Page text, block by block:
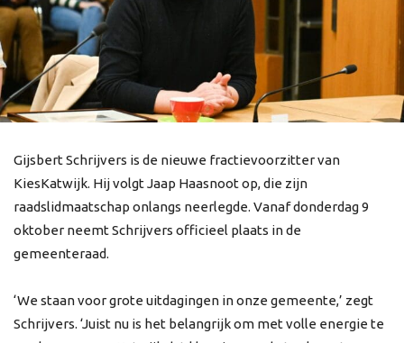
Gijsbert Schrijvers is de nieuwe fractievoorzitter van
KiesKatwijk. Hij volgt Jaap Haasnoot op, die zijn
raadslidmaatschap onlangs neerlegde. Vanaf donderdag 9
oktober neemt Schrijvers officieel plaats in de
gemeenteraad.
‘We staan voor grote uitdagingen in onze gemeente,’ zegt
Schrijvers. ‘Juist nu is het belangrijk om met volle energie te